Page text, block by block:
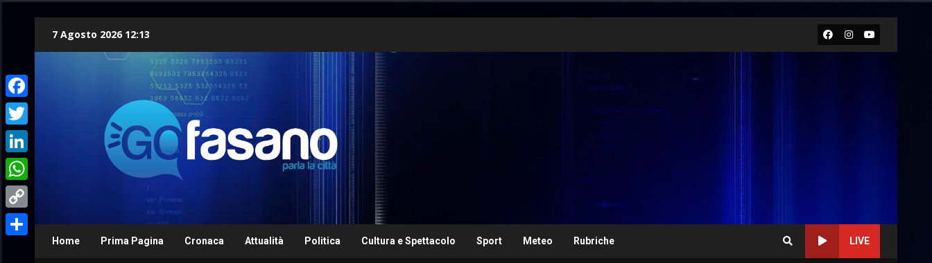
7 Agosto 2026 12:13 Facebook
Instagram
Youtube
Home Prima Pagina Cronaca Attualità Politica Cultura e Spettacolo Sport Meteo Rubriche LIVE
Facebook
Twitter
LinkedIn
WhatsApp
Copy